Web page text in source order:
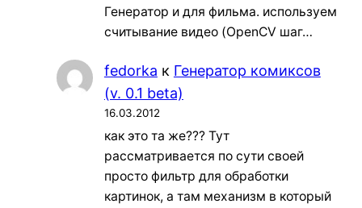
Генератор и для фильма. используем
считывание видео (OpenCV шаг…
fedorka к Генератор комиксов
(v. 0.1 beta)
16.03.2012
как это та же??? Тут
рассматривается по сути своей
просто фильтр для обработки
картинок, а там механизм в который